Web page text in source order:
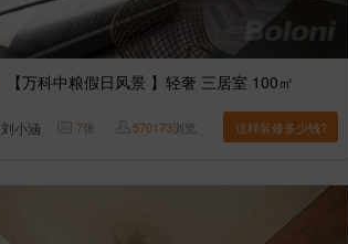
【万科中粮假日风景 】轻奢 三居室 100㎡
刘小涵 7张 570173浏览 这样装修多少钱?